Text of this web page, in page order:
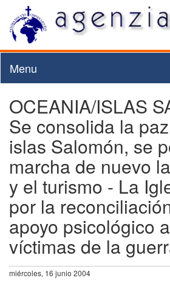
Menu
OCEANIA/ISLAS
Se consolida la
islas Salomón, se
marcha de nuevo
y el turismo - La
por la
apoyo psicológico
víctimas de la
miércoles, 16 junio 2004